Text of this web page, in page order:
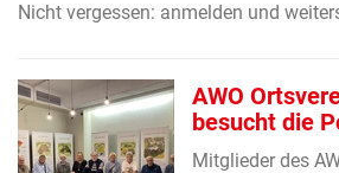
Nicht vergessen: anmelden und
AWO
besucht die
Mitglieder des